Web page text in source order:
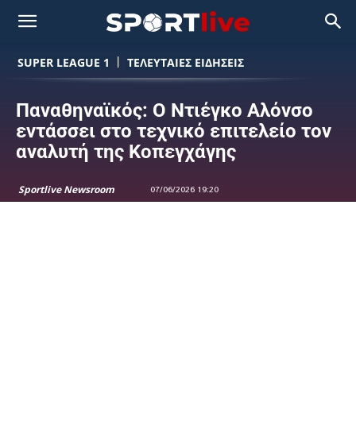
SUPER LEAGUE 1 ΤΕΛΕΥΤΑΙΕΣ ΕΙΔΗΣΕΙΣ
Παναθηναϊκός: Ο Ντιέγκο Αλόνσο
εντάσσει στο τεχνικό επιτελείο τον
αναλυτή της Κοπεγχάγης
Sportlive Newsroom 07/06/2026 19:20